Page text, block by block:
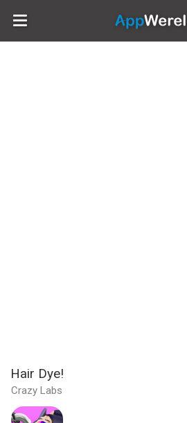
Hair Dye!
Crazy Labs